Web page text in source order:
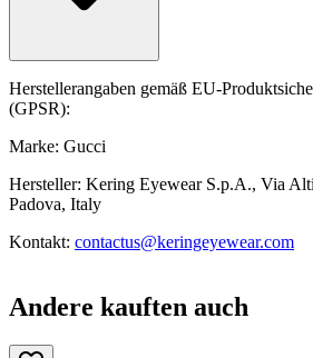
Herstellerangaben gemäß EU-
(GPSR):
Marke: Gucci
Hersteller: Kering Eyewear S.p.A., Via
Padova, Italy
Kontakt: contactus@keringeyewear.com
Andere kauften auch